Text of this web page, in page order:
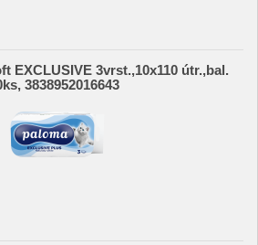
EXCLUSIVE 3vrst.,10x110 útr.,bal.
3838952016643